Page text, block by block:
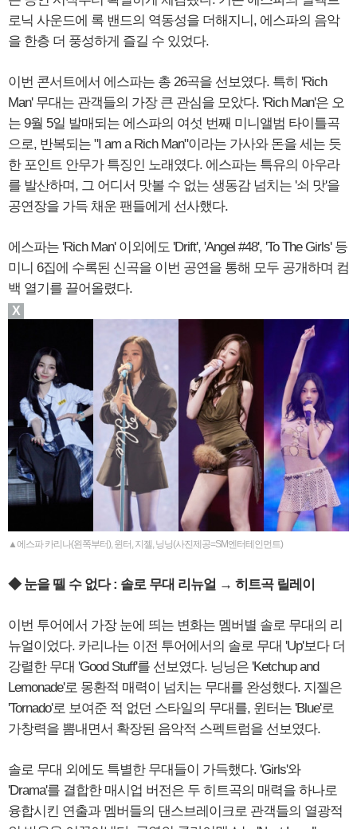
로닉 사운드에 록 밴드의 역동성을 더해지니, 에스파의 음악
을 한층 더 풍성하게 즐길 수 있었다.
이번 콘서트에서 에스파는 총 26곡을 선보였다. 특히 'Rich
Man' 무대는 관객들의 가장 큰 관심을 모았다. 'Rich Man'은 오
는 9월 5일 발매되는 에스파의 여섯 번째 미니앨범 타이틀곡
으로, 반복되는 "I am a Rich Man"이라는 가사와 돈을 세는 듯
한 포인트 안무가 특징인 노래였다. 에스파는 특유의 아우라
를 발산하며, 그 어디서 맛볼 수 없는 생동감 넘치는 '쇠 맛'을
공연장을 가득 채운 팬들에게 선사했다.
에스파는 'Rich Man' 이외에도 'Drift', 'Angel #48', 'To The Girls' 등
미니 6집에 수록된 신곡을 이번 공연을 통해 모두 공개하며 컴
백 열기를 끌어올렸다.
▲에스파 카리나(왼쪽부터), 윈터, 지젤, 닝닝(사진제공=SM엔터테인먼트)
◆ 눈을 뗄 수 없다 : 솔로 무대 리뉴얼 → 히트곡 릴레이
이번 투어에서 가장 눈에 띄는 변화는 멤버별 솔로 무대의 리
뉴얼이었다. 카리나는 이전 투어에서의 솔로 무대 'Up'보다 더
강렬한 무대 'Good Stuff'를 선보였다. 닝닝은 'Ketchup and
Lemonade'로 몽환적 매력이 넘치는 무대를 완성했다. 지젤은
'Tornado'로 보여준 적 없던 스타일의 무대를, 윈터는 'Blue'로
가창력을 뽐내면서 확장된 음악적 스펙트럼을 선보였다.
솔로 무대 외에도 특별한 무대들이 가득했다. 'Girls'와
'Drama'를 결합한 매시업 버전은 두 히트곡의 매력을 하나로
융합시킨 연출과 멤버들의 댄스브레이크로 관객들의 열광적
X